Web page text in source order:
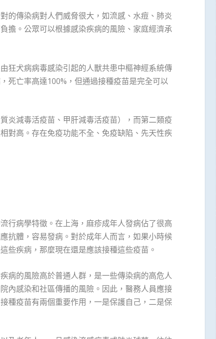
的傳染病對人們威脅很大，如流感、水痘、肺炎
擔。公眾可以根據感染疾病的風險、家庭經濟承
狂犬病病毒感染引起的人獸共患中樞神經系統傳
死亡率高達100%，但通過接種疫苗是完全可以
炎減毒活疫苗、甲肝減毒活疫苗），而第二類疫
對高。存在免疫功能不全、免疫缺陷、先天性疾
行病學特徵。在上海，麻疹成年人發病佔了很高
抗體，容易發病。對於成年人而言，如果小時候
些疾病，那麼現在還是應該接種這些疫苗。
病的風險高於普通人群，是一些傳染病的高危人
內感染和社區傳播的風險。因此，醫務人員應接
種疫苗有兩個重要作用，一是保護自己，二是保